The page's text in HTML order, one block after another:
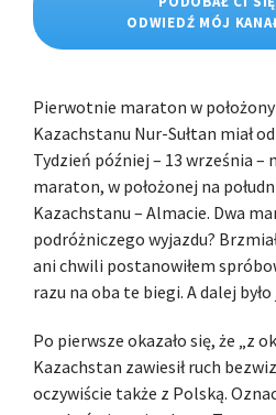
ODWIEDŹ MÓJ
Pierwotnie maraton w
Kazachstanu Nur-Sułtan miał
Tydzień później – 13 września –
maraton, w położonej na
Kazachstanu – Almacie. Dwa
podróżniczego wyjazdu?
ani chwili postanowiłem
razu na oba te biegi. A dalej
Po pierwsze okazało się, że „z
Kazachstan zawiesił ruch
oczywiście także z Polską.